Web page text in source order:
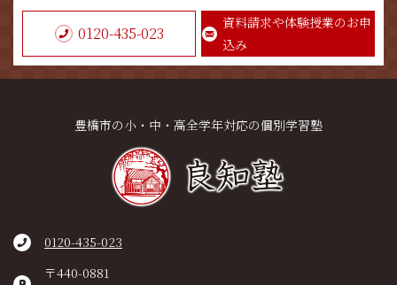
0120-435-023
資料請求や体験授業のお申
込み
豊橋市の小・中・高全学年対応の個別学習塾
0120-435-023
〒440-0881